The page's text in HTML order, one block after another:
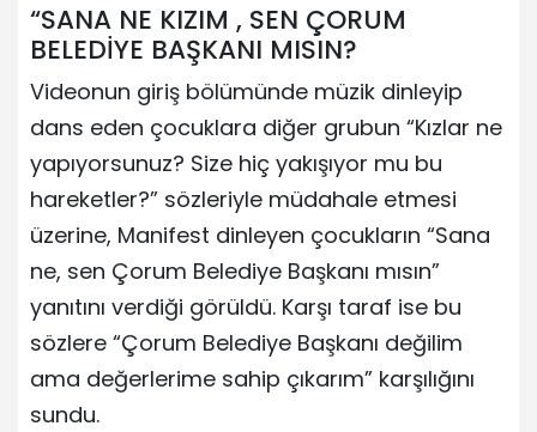
“SANA NE KIZIM , SEN ÇORUM
BELEDİYE BAŞKANI MISIN?
Videonun giriş bölümünde müzik dinleyip
dans eden çocuklara diğer grubun “Kızlar ne
yapıyorsunuz? Size hiç yakışıyor mu bu
hareketler?” sözleriyle müdahale etmesi
üzerine, Manifest dinleyen çocukların “Sana
ne, sen Çorum Belediye Başkanı mısın”
yanıtını verdiği görüldü. Karşı taraf ise bu
sözlere “Çorum Belediye Başkanı değilim
ama değerlerime sahip çıkarım” karşılığını
sundu.